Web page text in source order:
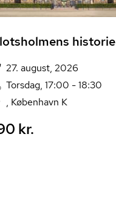
historie
27. august, 2026
Torsdag, 17:00 - 18:30
, København K
kr.